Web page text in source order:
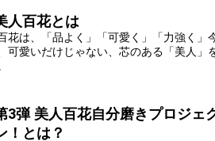
人百花とは
花は、「品よく」「可愛く」「力強く」
可愛いだけじゃない、芯のある「美人
3弾 美人百花自分磨きプロジェ
！とは？